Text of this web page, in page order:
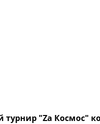
турнир "Zа Космос"